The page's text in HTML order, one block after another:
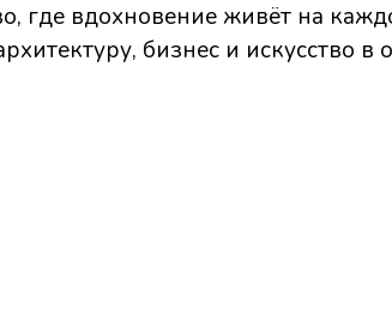
где вдохновение живёт на
бизнес и искусство